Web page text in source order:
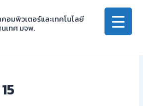
อมพิวเตอร์และเทคโนโลยี
เทศ มจพ.